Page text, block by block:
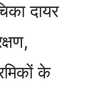
दायर
के